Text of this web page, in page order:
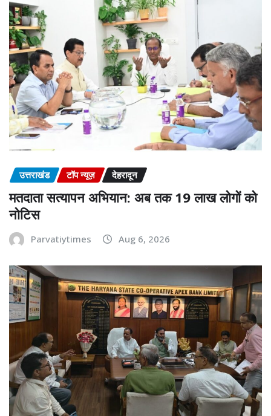
उत्तराखंड टॉप न्यूज़ देहरादून
मतदाता सत्यापन अभियान: अब तक 19 लाख लोगों को
नोटिस
Parvatiytimes Aug 6, 2026